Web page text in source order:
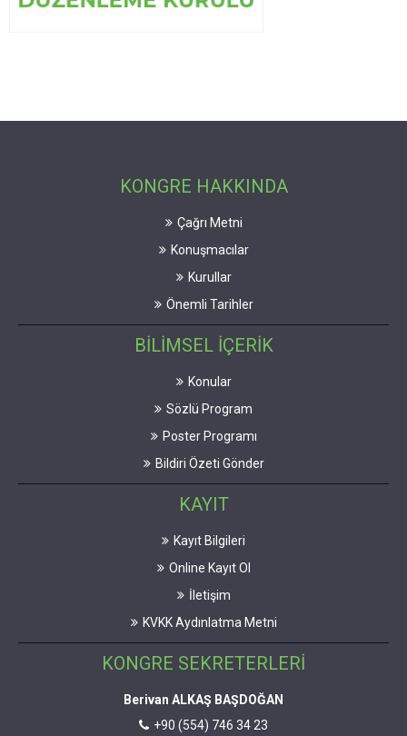
KONGRE HAKKINDA
Çağrı Metni
Konuşmacılar
Kurullar
Önemli Tarihler
BİLİMSEL İÇERİK
Konular
Sözlü Program
Poster Programı
Bildiri Özeti Gönder
KAYIT
Kayıt Bilgileri
Online Kayıt Ol
İletişim
KVKK Aydınlatma Metni
KONGRE SEKRETERLERİ
Berivan ALKAŞ BAŞDOĞAN
+90 (554) 746 34 23